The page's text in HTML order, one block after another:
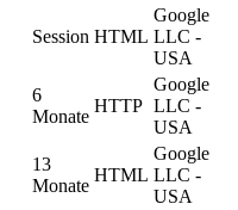
Session HTML
Google
LLC -
USA
6
Monate
HTTP
Google
LLC -
USA
13
Monate
HTML
Google
LLC -
USA